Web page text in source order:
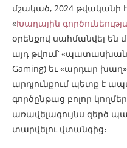
մշակած, 2024 թվականի
«Խաղային
օրենքով սահմանվել են
այդ թվում՝
Gaming) եւ «արդար խաղ»
արդյունքում պետք է
գործընթաց բոլոր
առավելագույնս զերծ
տարվելու վտանգից։